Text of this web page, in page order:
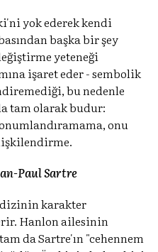
yok ederek kendi
başka bir şey
yeteneği
işaret eder - sembolik
bu nedenle
tam olarak budur:
onu
Paul Sartre
dizinin karakter
Hanlon ailesinin
da Sartre'ın "cehennem